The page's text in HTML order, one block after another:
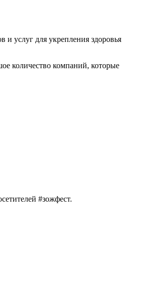
и услуг для укрепления здоровья
количество компаний, которые
#зожфест.